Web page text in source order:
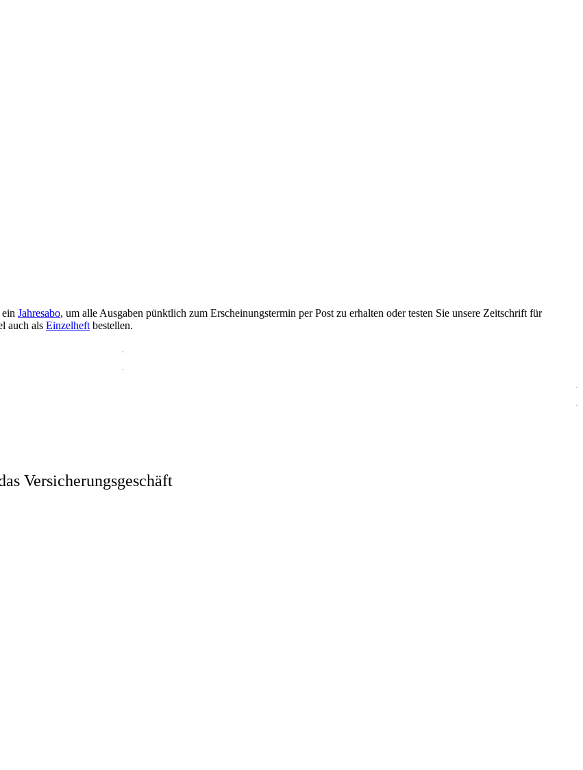
Jahresabo, um alle Ausgaben pünktlich zum Erscheinungstermin per Post zu erhalten oder testen Sie unsere Zeitschrift für
auch als Einzelheft bestellen.
Versicherungsgeschäft